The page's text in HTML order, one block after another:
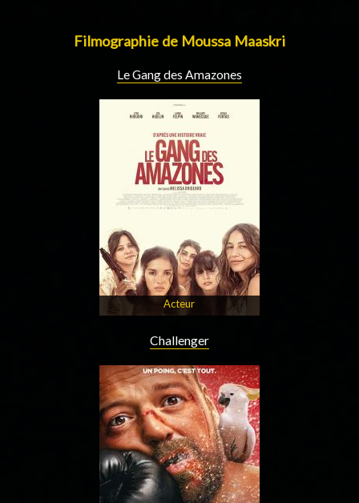
Filmographie de Moussa Maaskri
Le Gang des Amazones
Acteur
Challenger